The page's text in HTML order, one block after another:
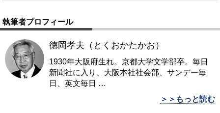
執筆者プロフィール
徳岡孝夫（とくおかたかお）
1930年大阪府生れ。京都大学文学部卒。毎日
新聞社に入り、大阪本社社会部、サンデー毎
日、英文毎日 …
＞＞もっと読む